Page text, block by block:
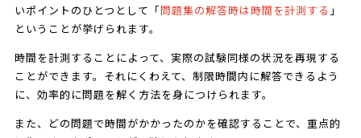
いポイントのひとつとして「問題集の解答時は時間を計測する 」
ということが挙げられます。
時間を計測することによって、実際の試験同様の状況を再現する
ことができます。それにくわえて、制限時間内に解答できるよう
に、効率的に問題を解く方法を身につけられます。
また、どの問題で時間がかかったのかを確認することで、重点的